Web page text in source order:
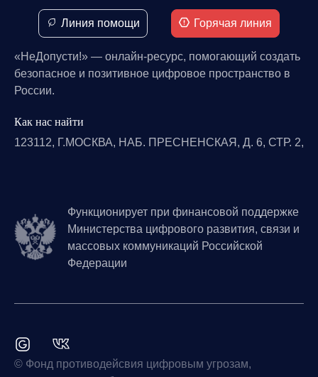
Линия помощи Горячая линия
«НеДопусти!» — онлайн-ресурс, помогающий создать
безопасное и позитивное цифровое пространство в
России.
Как нас найти
123112, Г.МОСКВА, НАБ. ПРЕСНЕНСКАЯ, Д. 6, СТР. 2,
Функционирует при финансовой поддержке
Министерства цифрового развития, связи и
массовых коммуникаций Российской
Федерации
© Фонд противодейсвия цифровым угрозам,